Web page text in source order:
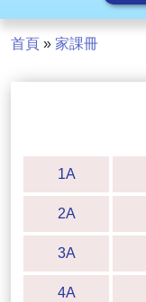
首頁 » 家課冊
1A
2A
3A
4A